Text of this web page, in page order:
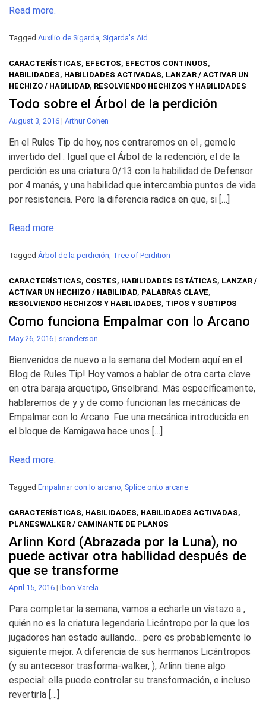
Read more.
Tagged Auxilio de Sigarda, Sigarda's Aid
CARACTERÍSTICAS, EFECTOS, EFECTOS CONTINUOS,
HABILIDADES, HABILIDADES ACTIVADAS, LANZAR / ACTIVAR UN
HECHIZO / HABILIDAD, RESOLVIENDO HECHIZOS Y HABILIDADES
Todo sobre el Árbol de la perdición
August 3, 2016 | Arthur Cohen
En el Rules Tip de hoy, nos centraremos en el , gemelo
invertido del . Igual que el Árbol de la redención, el de la
perdición es una criatura 0/13 con la habilidad de Defensor
por 4 manás, y una habilidad que intercambia puntos de vida
por resistencia. Pero la diferencia radica en que, si […]
Read more.
Tagged Árbol de la perdición, Tree of Perdition
CARACTERÍSTICAS, COSTES, HABILIDADES ESTÁTICAS, LANZAR /
ACTIVAR UN HECHIZO / HABILIDAD, PALABRAS CLAVE,
RESOLVIENDO HECHIZOS Y HABILIDADES, TIPOS Y SUBTIPOS
Como funciona Empalmar con lo Arcano
May 26, 2016 | sranderson
Bienvenidos de nuevo a la semana del Modern aquí en el
Blog de Rules Tip! Hoy vamos a hablar de otra carta clave
en otra baraja arquetipo, Griselbrand. Más específicamente,
hablaremos de y y de como funcionan las mecánicas de
Empalmar con lo Arcano. Fue una mecánica introducida en
el bloque de Kamigawa hace unos […]
Read more.
Tagged Empalmar con lo arcano, Splice onto arcane
CARACTERÍSTICAS, HABILIDADES, HABILIDADES ACTIVADAS,
PLANESWALKER / CAMINANTE DE PLANOS
Arlinn Kord (Abrazada por la Luna), no
puede activar otra habilidad después de
que se transforme
April 15, 2016 | Ibon Varela
Para completar la semana, vamos a echarle un vistazo a ,
quién no es la criatura legendaria Licántropo por la que los
jugadores han estado aullando… pero es probablemente lo
siguiente mejor. A diferencia de sus hermanos Licántropos
(y su antecesor trasforma-walker, ), Arlinn tiene algo
especial: ella puede controlar su transformación, e incluso
revertirla […]